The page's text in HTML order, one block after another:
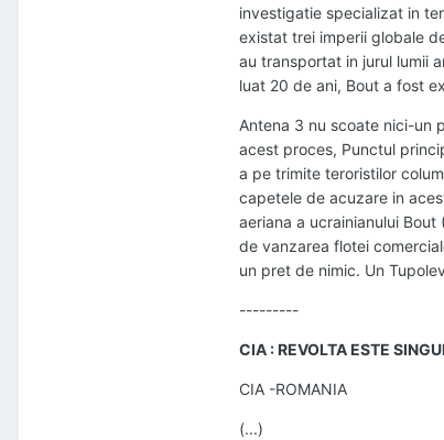
investigatie specializat in
existat trei imperii globale
au transportat in jurul lumii
luat 20 de ani, Bout a fost
Antena 3 nu scoate nici-un
acest proces, Punctul
a pe trimite teroristilor
capetele de acuzare in
aeriana a ucrainianului
de vanzarea flotei
un pret de nimic. Un
---------
CIA : REVOLTA ESTE
CIA -ROMANIA
(...)